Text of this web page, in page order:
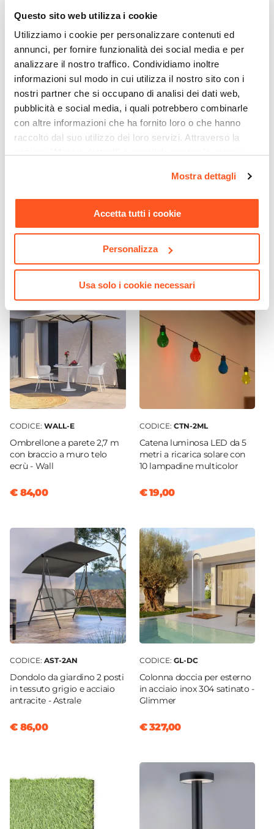
Questo sito web utilizza i cookie
Utilizziamo i cookie per personalizzare contenuti ed
annunci, per fornire funzionalità dei social media e per
analizzare il nostro traffico. Condividiamo inoltre
informazioni sul modo in cui utilizza il nostro sito con i
nostri partner che si occupano di analisi dei dati web,
pubblicità e social media, i quali potrebbero combinarle
con altre informazioni che ha fornito loro o che hanno
raccolto dal suo utilizzo dei loro servizi. Attraverso la
momento. Per maggiori informazioni si invita a leggere la
Mostra dettagli
Accetta tutti i cookie
Personalizza
Usa solo i cookie necessari
Altezza
Altezza Seduta
47 cm
Braccioli
No
Materiale Seduta
Metallo
Colore Seduta
Nero
Colore Struttura
Nero
Impilabile
No
Caratteristiche Tavolo
Forma
Quadrata
Profondità
90 cm
Lunghezza
90 cm
Materiale Piano
Metallo
Colore Piano
Colore Struttura
Nero
Verniciatura
Verniciatura a polvere
Posti A Sedere
4 posti
Copertura protettiva per
idrorepellente antracite
90x90x70h cm con coulisse
regolabile - Wakanda
€ 20,00
CODICE: WALL-E
Ombrellone a parete 2,7 m
con braccio a muro telo
ecrù - Wall
€ 84,00
CODICE: CTN-2ML
Catena luminosa LED da 5
metri a ricarica solare con
10 lampadine multicolor
€ 19,00
CODICE: AST-2AN
Dondolo da giardino 2 posti
in tessuto grigio e acciaio
antracite - Astrale
€ 86,00
CODICE: GL-DC
Colonna doccia per esterno
in acciaio inox 304 satinato -
Glimmer
€ 327,00